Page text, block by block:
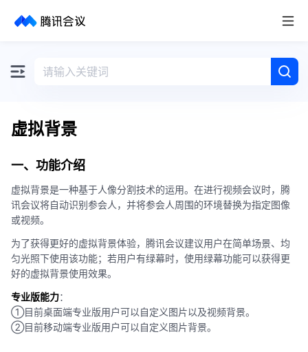
取消
虚拟背景
一、功能介绍
虚拟背景是一种基于人像分割技术的运用。在进行视频会议时，腾
讯会议将自动识别参会人，并将参会人周围的环境替换为指定图像
或视频。
为了获得更好的虚拟背景体验，腾讯会议建议用户在简单场景、均
匀光照下使用该功能；若用户有绿幕时，使用绿幕功能可以获得更
好的虚拟背景使用效果。
专业版能力：
①目前桌面端专业版用户可以自定义图片以及视频背景。
②目前移动端专业版用户可以自定义图片背景。